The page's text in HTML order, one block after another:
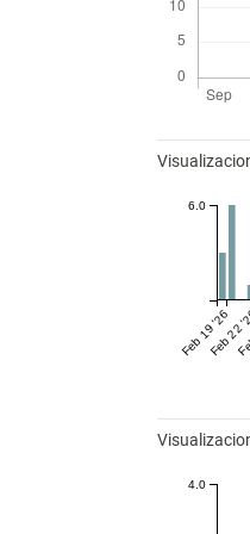
Feb 19 '26
Feb
6.0
4.0